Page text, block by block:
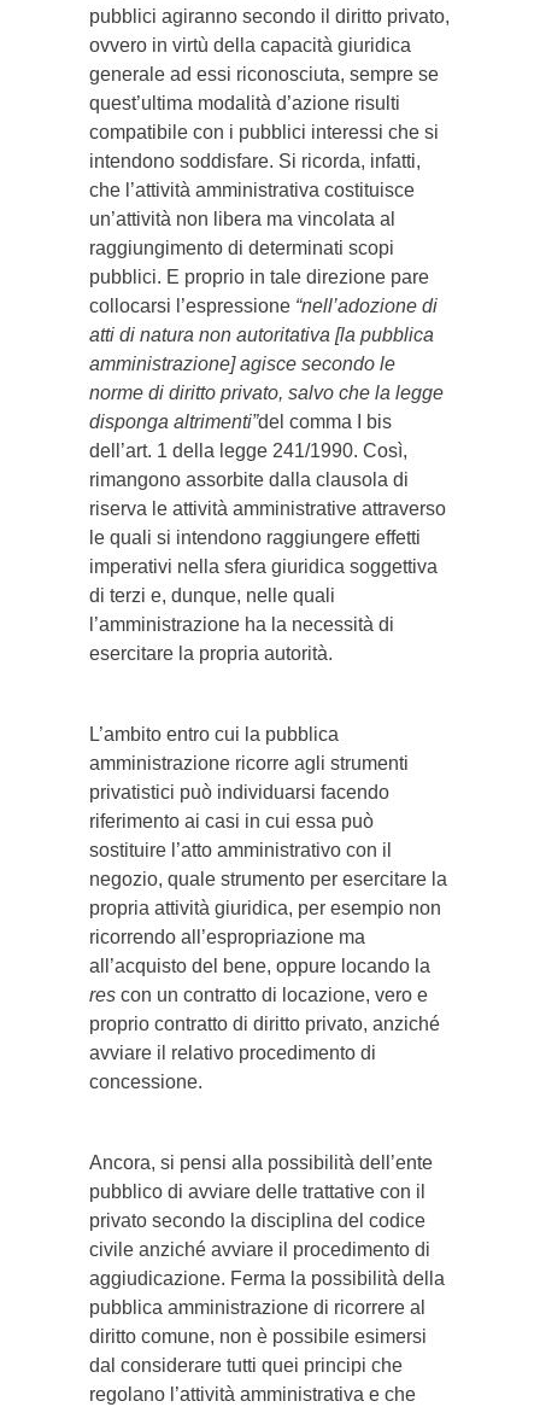
pubblici agiranno secondo il diritto privato,
ovvero in virtù della capacità giuridica
generale ad essi riconosciuta, sempre se
quest’ultima modalità d’azione risulti
compatibile con i pubblici interessi che si
intendono soddisfare. Si ricorda, infatti,
che l’attività amministrativa costituisce
un’attività non libera ma vincolata al
raggiungimento di determinati scopi
pubblici. E proprio in tale direzione pare
collocarsi l’espressione “nell’adozione di
atti di natura non autoritativa [la pubblica
amministrazione] agisce secondo le
norme di diritto privato, salvo che la legge
disponga altrimenti”del comma I bis
dell’art. 1 della legge 241/1990. Così,
rimangono assorbite dalla clausola di
riserva le attività amministrative attraverso
le quali si intendono raggiungere effetti
imperativi nella sfera giuridica soggettiva
di terzi e, dunque, nelle quali
l’amministrazione ha la necessità di
esercitare la propria autorità.
L’ambito entro cui la pubblica
amministrazione ricorre agli strumenti
privatistici può individuarsi facendo
riferimento ai casi in cui essa può
sostituire l’atto amministrativo con il
negozio, quale strumento per esercitare la
propria attività giuridica, per esempio non
ricorrendo all’espropriazione ma
all’acquisto del bene, oppure locando la
res con un contratto di locazione, vero e
proprio contratto di diritto privato, anziché
avviare il relativo procedimento di
concessione.
Ancora, si pensi alla possibilità dell’ente
pubblico di avviare delle trattative con il
privato secondo la disciplina del codice
civile anziché avviare il procedimento di
aggiudicazione. Ferma la possibilità della
pubblica amministrazione di ricorrere al
diritto comune, non è possibile esimersi
dal considerare tutti quei principi che
regolano l’attività amministrativa e che